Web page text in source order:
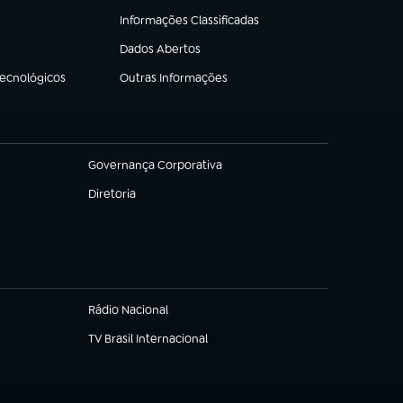
Informações Classificadas
(abre em nova aba)
Dados Abertos
(abre em nova aba)
Outras Informações
(abre em nova aba)
Governança Corporativa
(abre em nova aba)
Diretoria
(abre em nova aba)
Rádio Nacional
TV Brasil Internacional
(abre em nova aba)